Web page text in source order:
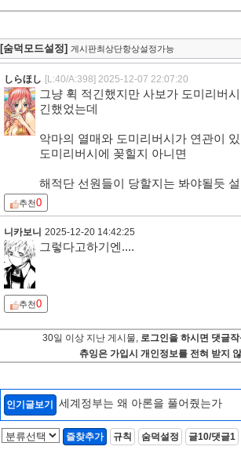
[숨덕모드설정] 게시판최상단항상설정가능
しらほし [L:40/A:398] 2025-12-07 22:07:20
그냥 휙 적긴했지만 사보가 도미리버
긴했었는데
악마의 열매와 도미리버시가 연관이
도미리버시에 꽂힐지 아니면
해적단 선원들이 당할지는 봐야될듯
추천0
니카보니 2025-12-20 14:42:25
그렇다고하기엔....
추천0
30일 이상 지난 게시물, 로그인을 하시면 댓글
츄잉은 가입시 개인정보를 전혀 받지
인기글보기 세계정부는 왜 아론을 풀어줬는가
즐찾추가 규칙 숨덕설정 글10/댓글1